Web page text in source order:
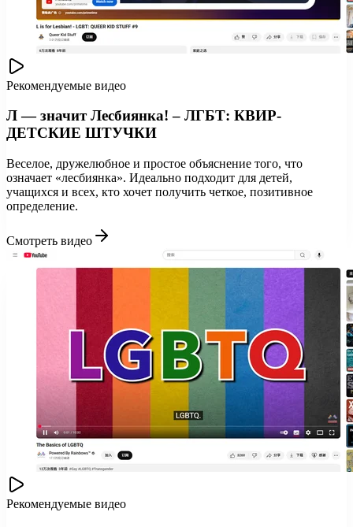
Рекомендуемые видео
Л — значит Лесбиянка! – ЛГБТ: КВИР-
ДЕТСКИЕ ШТУЧКИ
Веселое, дружелюбное и простое объяснение того, что
означает «лесбиянка». Идеально подходит для детей,
учащихся и всех, кто хочет получить четкое, позитивное
определение.
Смотреть видео
Рекомендуемые видео